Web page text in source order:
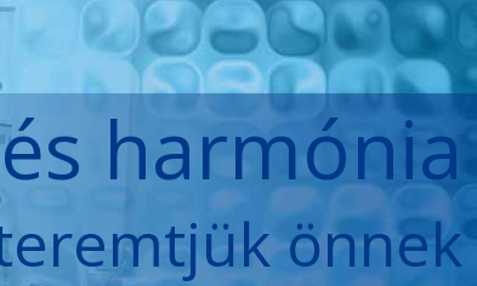
harmónia
önnek